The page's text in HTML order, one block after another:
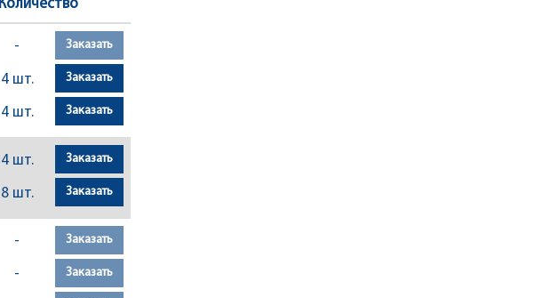
Количество
- Заказать
4 шт. Заказать
4 шт. Заказать
4 шт. Заказать
8 шт. Заказать
- Заказать
- Заказать